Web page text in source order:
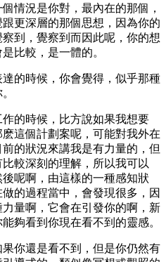
情況是你對，最內在的那個，
更深層的那個思想，因為你的
到，覺察到而因此呢，你的想
比較，是一體的。
的時候，你會覺得，似乎那種
的時候，比方說如果我想要
這個計劃案呢，可能對我外在
的狀況來講我是有力量的，但
較深刻的理解，所以我可以
呢啊，由這樣的一種感知狀
的過程當中，會發現很多，因
量啊，它會在引發你的啊，新
夠看到你現在看不到的靈感。
你還是看不到，但是你仍然有